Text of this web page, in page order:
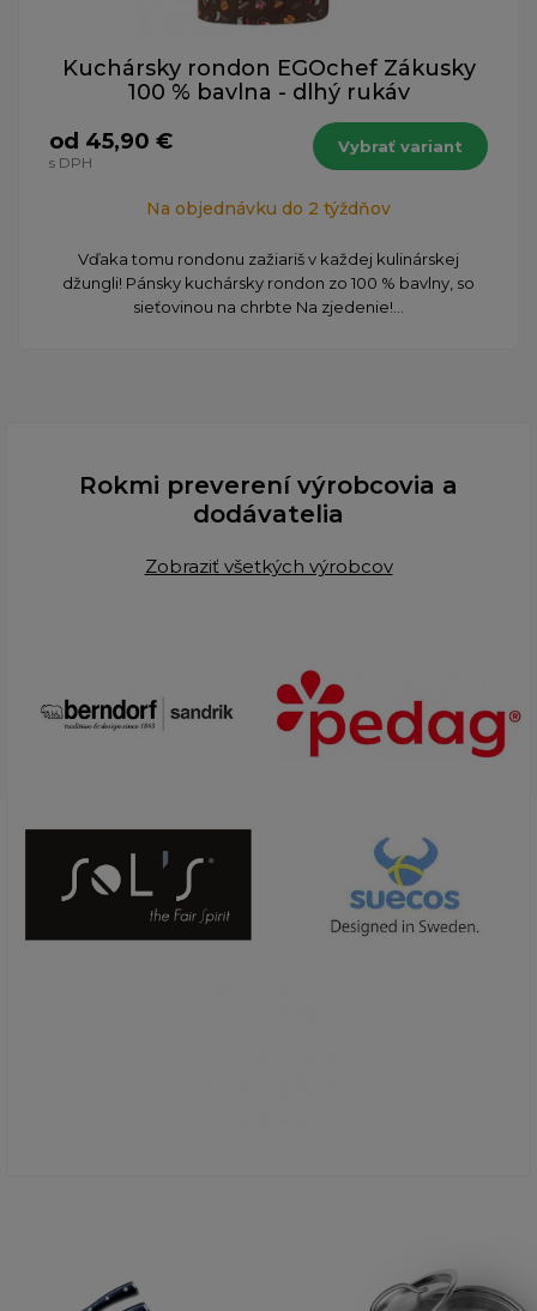
Kuchársky rondon EGOchef Zákusky
100 % bavlna - dlhý rukáv
od 45,90 €
s DPH
Vybrať variant
Na objednávku do 2 týždňov
Vďaka tomu rondonu zažiariš v každej kulinárskej
džungli! Pánsky kuchársky rondon zo 100 % bavlny, so
sieťovinou na chrbte Na zjedenie!...
Rokmi preverení výrobcovia a
dodávatelia
Zobraziť všetkých výrobcov